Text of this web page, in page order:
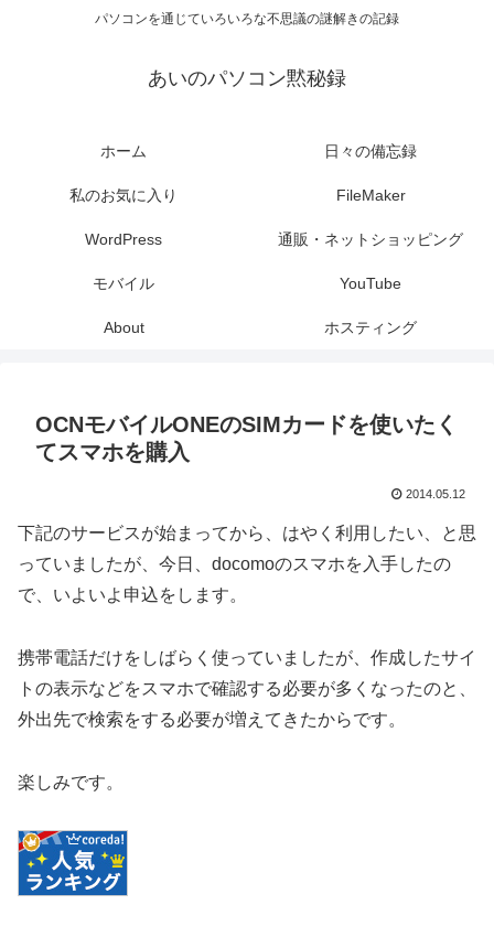
パソコンを通じていろいろな不思議の謎解きの記録
あいのパソコン黙秘録
ホーム 日々の備忘録
私のお気に入り FileMaker
WordPress 通販・ネットショッピング
モバイル YouTube
About ホスティング
OCNモバイルONEのSIMカードを使いたく
てスマホを購入
2014.05.12
下記のサービスが始まってから、はやく利用したい、と思
っていましたが、今日、docomoのスマホを入手したの
で、いよいよ申込をします。
携帯電話だけをしばらく使っていましたが、作成したサイ
トの表示などをスマホで確認する必要が多くなったのと、
外出先で検索をする必要が増えてきたからです。
楽しみです。